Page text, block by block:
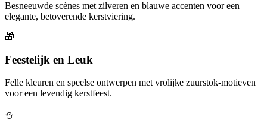
Besneeuwde scènes met zilveren en blauwe accenten voor een
elegante, betoverende kerstviering.
🎁
Feestelijk en Leuk
Felle kleuren en speelse ontwerpen met vrolijke zuurstok-motieven
voor een levendig kerstfeest.
⛄